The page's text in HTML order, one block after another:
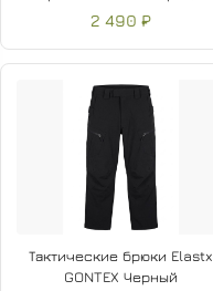
2 490 ₽
Тактические брюки Elastx
GONTEX Черный